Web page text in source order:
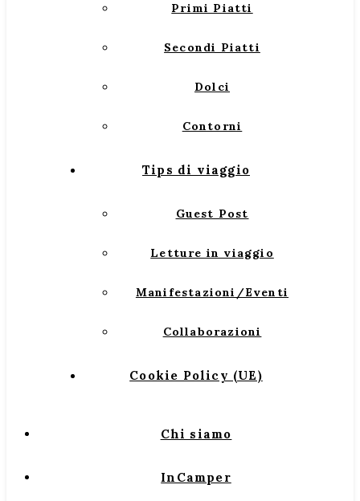
Primi Piatti
Secondi Piatti
Dolci
Contorni
Tips di viaggio
Guest Post
Letture in viaggio
Manifestazioni/Eventi
Collaborazioni
Cookie Policy (UE)
Chi siamo
InCamper